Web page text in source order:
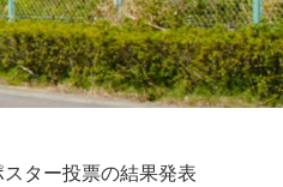
スター投票の結果発表